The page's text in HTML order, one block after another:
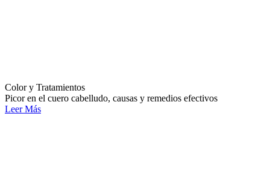
Color y Tratamientos
Picor en el cuero cabelludo, causas y remedios efectivos
Leer Más